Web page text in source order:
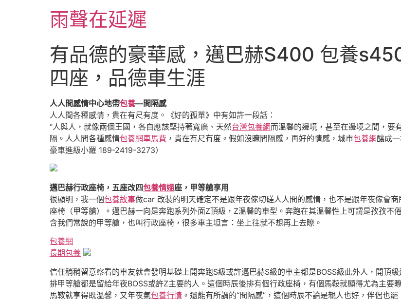
雨聲在延遲
有品德的豪華感，邁巴赫S400 包養
四座，品德車生涯
人人間感情中心地帶包養—間隔感
人人間各種感情，貴在有尺有度。《好的孤單》中有如許一段話：
“人與人，就像兩個王國，各自應該堅持著寬廣、天然台灣包養網而溫馨的邊境，甚至在邊境之間，要
隔。人人間各種感情包養網車馬費 ，貴在有尺有度。假如沒瞭間隔感，再好的情感，城市包養網釀成
豪車進級小羅 189-2419-3273）
邁巴赫行政座椅，五座改四包養情婦座，甲等艙享用
很顯明，我一個包養故事做car 改裝的明天確定不是跟年夜傢切磋人人間的感情，也不是跟年夜傢會
座椅（甲等艙）。邁巴赫一向是奔跑系列外面Z頂級，Z溫馨的車型。奔跑在其溫馨性上可謂是孜孜
含我們常說的甲等艙，也叫行政座椅，很多車主坦言：坐上往就不想再上去瞭。
包養網
長期包養
信任稍稍留意察看的車友就會發明基礎上開奔跑S級或許邁巴赫S級的車主都是BOSS級此外人，開頂
排甲等艙都是留給年夜BOSS或許Z主要的人。這個時辰後排有個行政座椅，有個馬鞍就顯得尤為主要
馬鞍就享得既溫馨，又年夜氣包養行情 。還能有所謂的“間隔感”，這個時辰不論是親人也好，伴侶也